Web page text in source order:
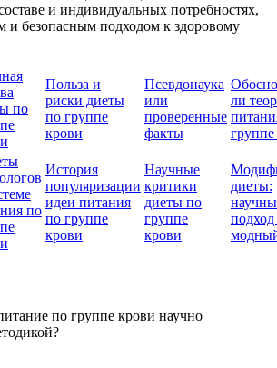
и индивидуальных потребностях,
и безопасным подходом к здоровому
по
Польза и
риски диеты
по группе
крови
Псевдонаука
или
проверенные
факты
ли
по
История
популяризации
идеи питания
по группе
крови
Научные
критики
диеты по
группе
крови
диеты:
по группе крови научно